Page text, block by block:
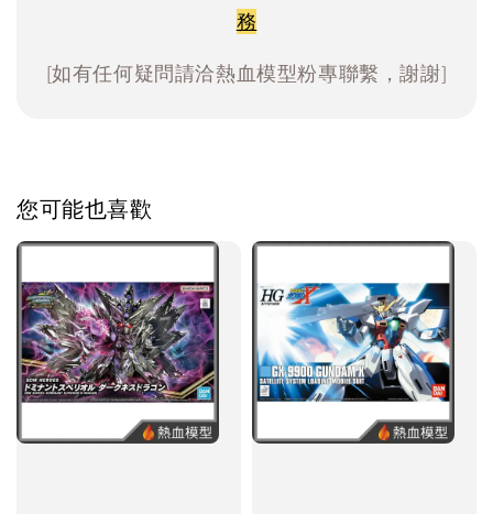
務
[如有任何疑問請洽熱血模型粉專聯繫，謝謝]
您可能也喜歡